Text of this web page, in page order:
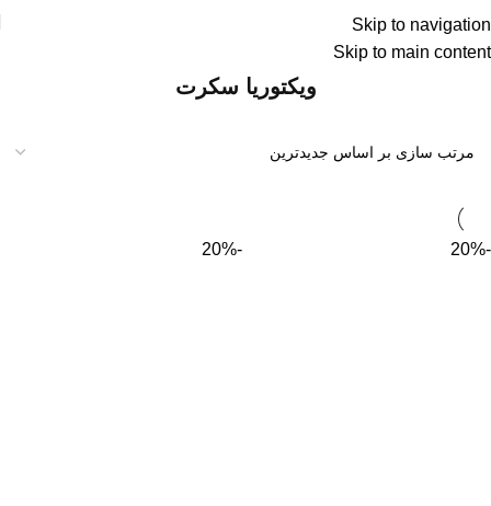
Skip to navigation
Skip to main content
درسته گرون خریدیم ولی قیمتهای سایت رو کاهش
دادیم !!!
ویکتوریا سکرت
-20%
-20%